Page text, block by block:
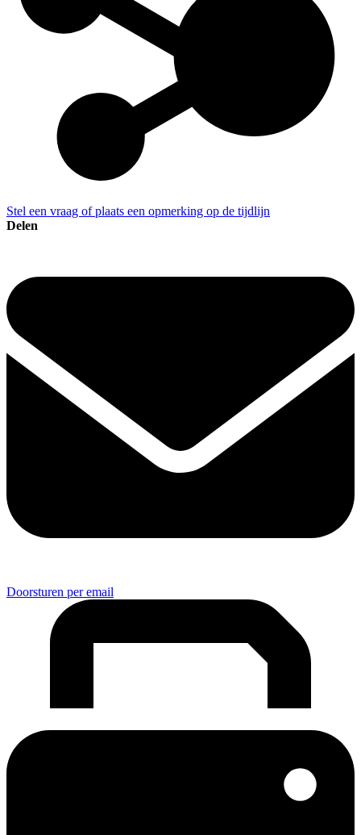
Stel een vraag of plaats een opmerking op de tijdlijn
Delen
Doorsturen per email